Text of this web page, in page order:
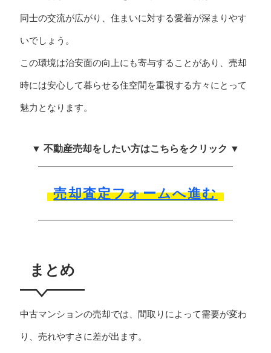
同士の交流が広がり、住まいに対する愛着が深まりやす
いでしょう。
この環境は治安面の向上にも寄与することがあり、売却
時には安心して暮らせる住空間を重視する方々にとって
魅力となります。
▼ 不動産売却をしたい方はこちらをクリック ▼
売却査定フォームへ進む
まとめ
中古マンションの売却では、間取りによって需要が変わ
り、売れやすさに差が出ます。